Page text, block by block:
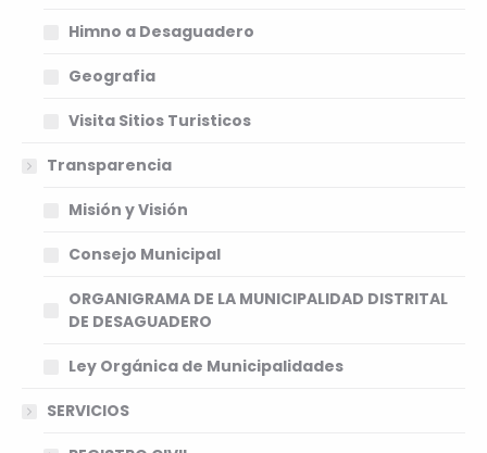
Himno a Desaguadero
Geografia
Visita Sitios Turisticos
Transparencia
Misión y Visión
Consejo Municipal
ORGANIGRAMA DE LA MUNICIPALIDAD DISTRITAL
DE DESAGUADERO
Ley Orgánica de Municipalidades
SERVICIOS